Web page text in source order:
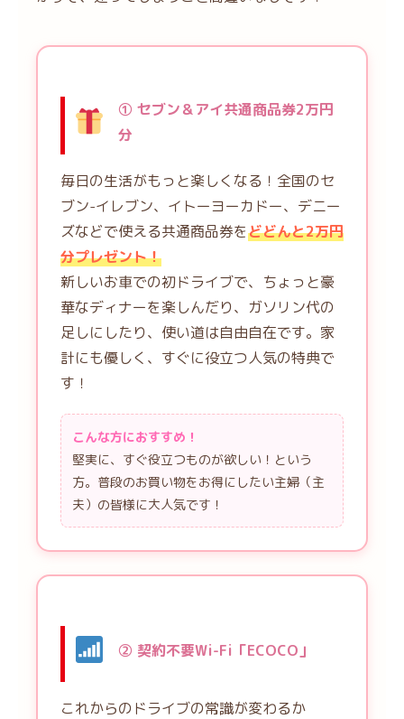
① セブン＆アイ共通商品券2万円
分
毎日の生活がもっと楽しくなる！全国のセ
ブン-イレブン、イトーヨーカドー、デニー
ズなどで使える共通商品券をどどんと2万円
分プレゼント！
新しいお車での初ドライブで、ちょっと豪
華なディナーを楽しんだり、ガソリン代の
足しにしたり、使い道は自由自在です。家
計にも優しく、すぐに役立つ人気の特典で
す！
こんな方におすすめ！
堅実に、すぐ役立つものが欲しい！という
方。普段のお買い物をお得にしたい主婦（主
夫）の皆様に大人気です！
② 契約不要Wi-Fi「ECOCO」
これからのドライブの常識が変わるか